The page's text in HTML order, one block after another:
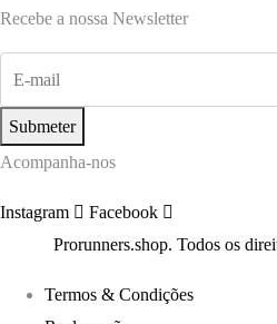
Recebe a nossa Newsletter
Submeter
Acompanha-nos
Instagram
Facebook
Prorunners.shop. Todos os
Termos & Condições